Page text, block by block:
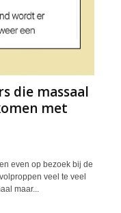
die massaal
met
even op bezoek bij de
veel te veel
maar...